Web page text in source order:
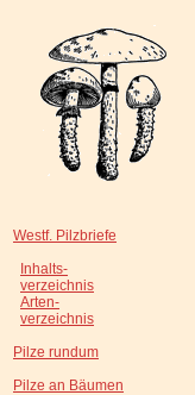
Westf. Pilzbriefe
Inhalts-
verzeichnis
Arten-
verzeichnis
Pilze rundum
Pilze an Bäumen